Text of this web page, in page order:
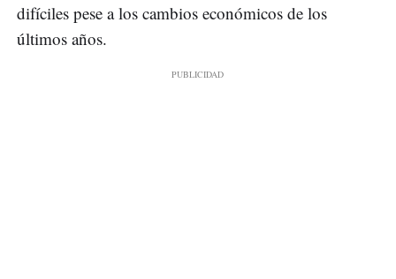
difíciles pese a los cambios económicos de los
últimos años.